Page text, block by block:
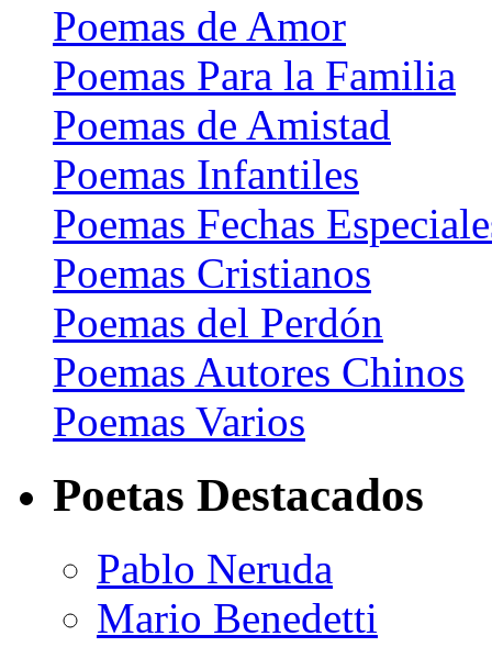
Poemas de Amor
Poemas Para la Familia
Poemas de Amistad
Poemas Infantiles
Poemas Fechas
Poemas Cristianos
Poemas del Perdón
Poemas Autores Chinos
Poemas Varios
Poetas Destacados
Pablo Neruda
Mario Benedetti